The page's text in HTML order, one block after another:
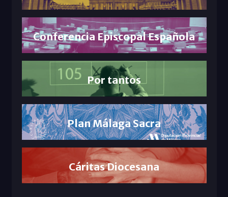
Conferencia Episcopal Española
Por tantos
Plan Málaga Sacra
Cáritas Diocesana